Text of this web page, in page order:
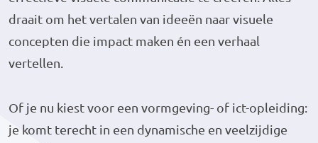
draait om het vertalen van ideeën naar visuele
concepten die impact maken én een verhaal
vertellen.
Of je nu kiest voor een vormgeving- of ict-opleiding:
je komt terecht in een dynamische en veelzijdige